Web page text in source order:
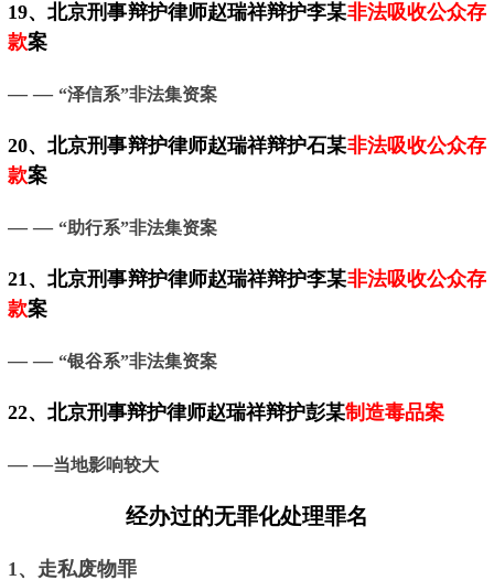
19、北京刑事辩护律师赵瑞祥辩护李某非法吸收公众存
款案
— — “泽信系”非法集资案
20、北京刑事辩护律师赵瑞祥辩护石某非法吸收公众存
款案
— — “助行系”非法集资案
21、北京刑事辩护律师赵瑞祥辩护李某非法吸收公众存
款案
— — “银谷系”非法集资案
22、 北京刑事辩护律师赵瑞祥辩护彭某制造毒品案
— —当地影响较大
经办过的无罪化处理罪名
1、走私废物罪